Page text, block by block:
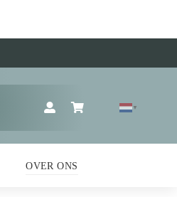
▼
OVER ONS